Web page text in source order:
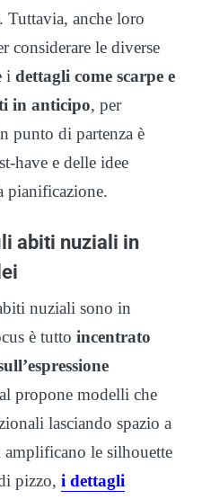
anche loro
considerare le diverse
i dettagli come scarpe e
in anticipo, per
punto di partenza è
have e delle idee
pianificazione.
abiti nuziali in
nuziali sono in
è tutto incentrato
propone modelli che
lasciando spazio a
le silhouette
pizzo, i dettagli